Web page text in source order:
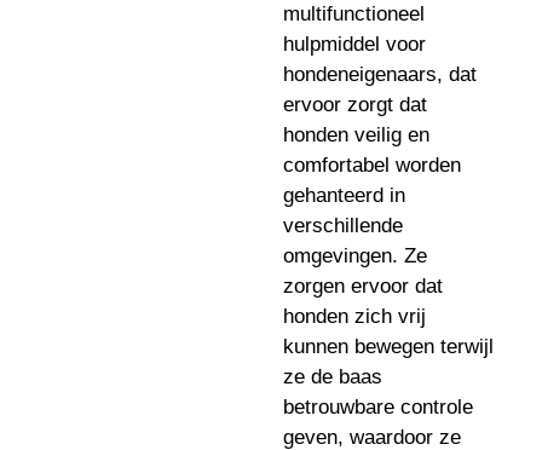
multifunctioneel
hulpmiddel voor
hondeneigenaars, dat
ervoor zorgt dat
honden veilig en
comfortabel worden
gehanteerd in
verschillende
omgevingen. Ze
zorgen ervoor dat
honden zich vrij
kunnen bewegen terwijl
ze de baas
betrouwbare controle
geven, waardoor ze